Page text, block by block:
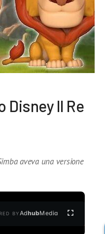
Disney Il Re
aveva una versione
BYAdhubMedia